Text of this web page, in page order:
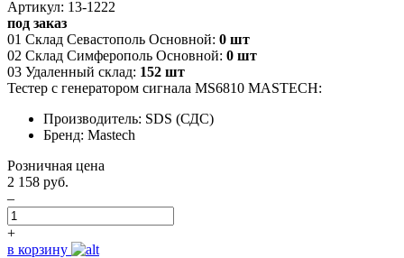
Артикул: 13-1222
под заказ
01 Склад Севастополь Основной: 0 шт
02 Склад Симферополь Основной: 0 шт
03 Удаленный склад: 152 шт
Тестер с генератором сигнала MS6810 MASTECH:
Производитель: SDS (СДС)
Бренд: Mastech
Розничная цена
2 158 руб.
–
+
в корзину